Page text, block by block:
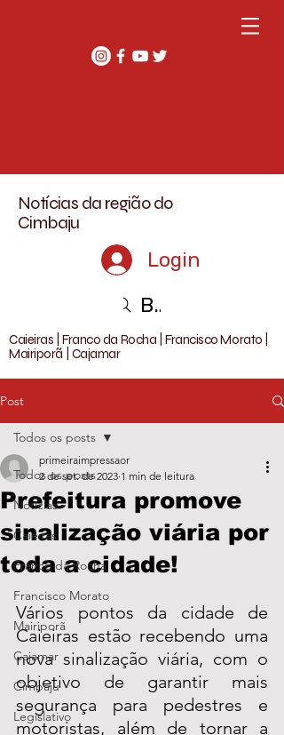
Notícias da região do
Cimbaju
Login
Buscar
Caieiras | Franco da Rocha | Francisco Morato |
Mairiporã | Cajamar
Post
Todos os posts
Notícias
Caieiras
Franco da Rocha
Francisco Morato
Mairiporã
Cajamar
Cimbaju
Legislativo
Todos os posts
Prefeitura promove
sinalização viária por
toda a cidade!
primeiraimpressaor
2 de set. de 2023 1 min de leitura
Vários pontos da cidade de
Caieiras estão recebendo uma
nova sinalização viária, com o
objetivo de garantir mais
segurança para pedestres e
motoristas, além de tornar a